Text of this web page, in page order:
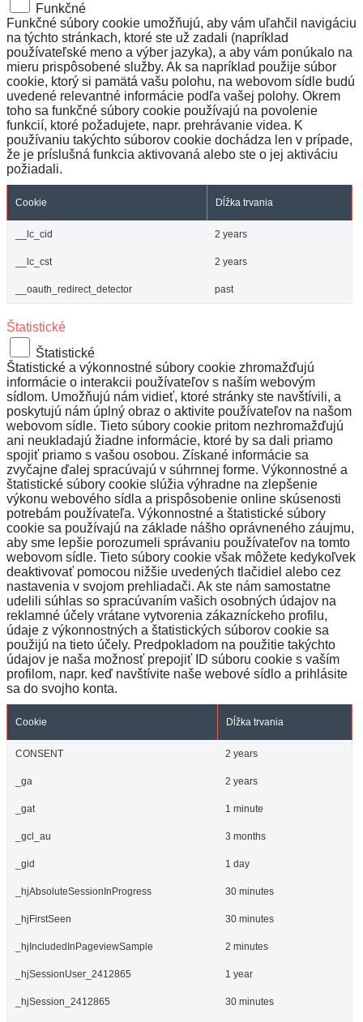
Funkčné
Funkčné súbory cookie umožňujú, aby vám uľahčil navigáciu
na týchto stránkach, ktoré ste už zadali (napríklad
používateľské meno a výber jazyka), a aby vám ponúkalo na
mieru prispôsobené služby. Ak sa napríklad použije súbor
cookie, ktorý si pamätá vašu polohu, na webovom sídle budú
uvedené relevantné informácie podľa vašej polohy. Okrem
toho sa funkčné súbory cookie používajú na povolenie
funkcií, ktoré požadujete, napr. prehrávanie videa. K
používaniu takýchto súborov cookie dochádza len v prípade,
že je príslušná funkcia aktivovaná alebo ste o jej aktiváciu
požiadali.
Cookie Dĺžka trvania
__lc_cid 2 years
__lc_cst 2 years
__oauth_redirect_detector past
Štatistické
Štatistické
Štatistické a výkonnostné súbory cookie zhromažďujú
informácie o interakcii používateľov s naším webovým
sídlom. Umožňujú nám vidieť, ktoré stránky ste navštívili, a
poskytujú nám úplný obraz o aktivite používateľov na našom
webovom sídle. Tieto súbory cookie pritom nezhromažďujú
ani neukladajú žiadne informácie, ktoré by sa dali priamo
spojiť priamo s vašou osobou. Získané informácie sa
zvyčajne ďalej spracúvajú v súhrnnej forme. Výkonnostné a
štatistické súbory cookie slúžia výhradne na zlepšenie
výkonu webového sídla a prispôsobenie online skúsenosti
potrebám používateľa. Výkonnostné a štatistické súbory
cookie sa používajú na základe nášho oprávneného záujmu,
aby sme lepšie porozumeli správaniu používateľov na tomto
webovom sídle. Tieto súbory cookie však môžete kedykoľvek
deaktivovať pomocou nižšie uvedených tlačidiel alebo cez
nastavenia v svojom prehliadači. Ak ste nám samostatne
udelili súhlas so spracúvaním vašich osobných údajov na
reklamné účely vrátane vytvorenia zákazníckeho profilu,
údaje z výkonnostných a štatistických súborov cookie sa
použijú na tieto účely. Predpokladom na použitie takýchto
údajov je naša možnosť prepojiť ID súboru cookie s vaším
profilom, napr. keď navštívite naše webové sídlo a prihlásite
sa do svojho konta.
Cookie Dĺžka trvania
CONSENT 2 years
_ga 2 years
_gat 1 minute
_gcl_au 3 months
_gid 1 day
_hjAbsoluteSessionInProgress 30 minutes
_hjFirstSeen 30 minutes
_hjIncludedInPageviewSample 2 minutes
_hjSessionUser_2412865 1 year
_hjSession_2412865 30 minutes